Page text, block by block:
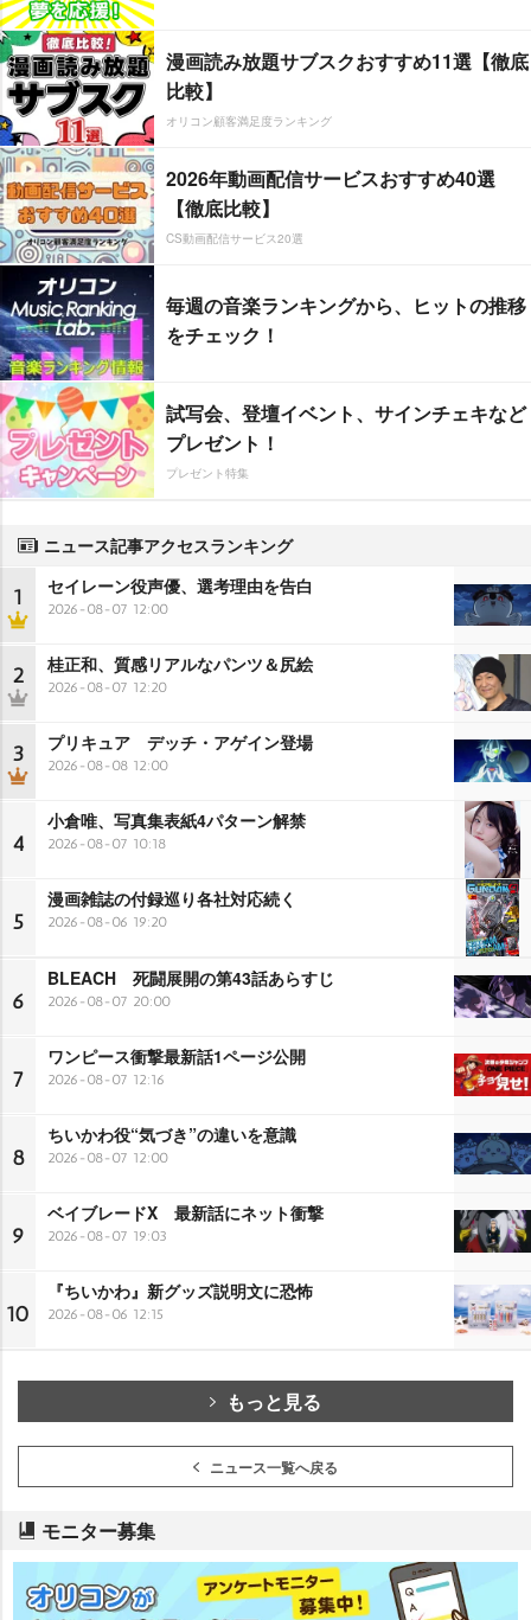
漫画読み放題サブスクおすすめ11選【徹底
比較】
オリコン顧客満足度ランキング
2026年動画配信サービスおすすめ40選
【徹底比較】
CS動画配信サービス20選
毎週の音楽ランキングから、ヒットの推移
をチェック！
試写会、登壇イベント、サインチェキなど
プレゼント！
プレゼント特集
ニュース記事アクセスランキング
1 セイレーン役声優、選考理由を告白
2026-08-07 12:00
2 桂正和、質感リアルなパンツ＆尻絵
2026-08-07 12:20
3 プリキュア デッチ・アゲイン登場
2026-08-08 12:00
4
小倉唯、写真集表紙4パターン解禁
2026-08-07 10:18
5
漫画雑誌の付録巡り各社対応続く
2026-08-06 19:20
6
BLEACH 死闘展開の第43話あらすじ
2026-08-07 20:00
7
ワンピース衝撃最新話1ページ公開
2026-08-07 12:16
8
ちいかわ役“気づき”の違いを意識
2026-08-07 12:00
9
ベイブレードX 最新話にネット衝撃
2026-08-07 19:03
10
『ちいかわ』新グッズ説明文に恐怖
2026-08-06 12:15
もっと見る
ニュース一覧へ戻る
モニター募集